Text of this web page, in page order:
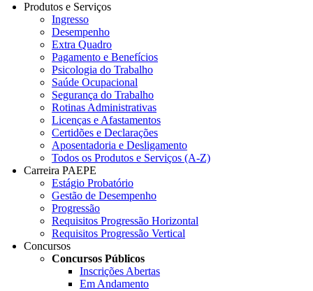
Produtos e Serviços
Ingresso
Desempenho
Extra Quadro
Pagamento e Benefícios
Psicologia do Trabalho
Saúde Ocupacional
Segurança do Trabalho
Rotinas Administrativas
Licenças e Afastamentos
Certidões e Declarações
Aposentadoria e Desligamento
Todos os Produtos e Serviços (A-Z)
Carreira PAEPE
Estágio Probatório
Gestão de Desempenho
Progressão
Requisitos Progressão Horizontal
Requisitos Progressão Vertical
Concursos
Concursos Públicos
Inscrições Abertas
Em Andamento